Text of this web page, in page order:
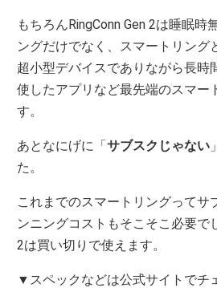
もちろんRingConn Gen 2は睡眠時
ングだけでなく、スマートリング
超小型デバイスでありながら長時
使したアプリなど最先端のスマー
す。
あとなにげに「サブスクじゃない
た。
これまでのスマートリングってサ
ンニングコストもそこそこ必要で
2は買い切りで使えます。
▼スペックなどは公式サイトでチ